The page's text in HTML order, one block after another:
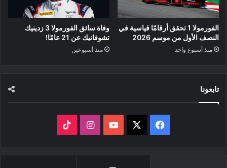
الفورمولا 1 تحقق أرقامًا قياسية في
النصف الأول من موسم 2026
منذ أسبوع واحد
وفاة سائق الفورمولا 3 زدينيك
تشوفانيك عن 21 عامًا!
منذ أسبوعين
تابعونا
فيسبوك ‫YouTubeانستقرام